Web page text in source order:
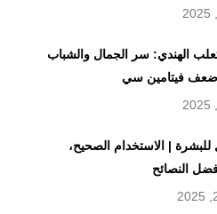
الهندي: سر الجمال والشباب
للبشرة | الاستخدام الصحيح،
النصائح